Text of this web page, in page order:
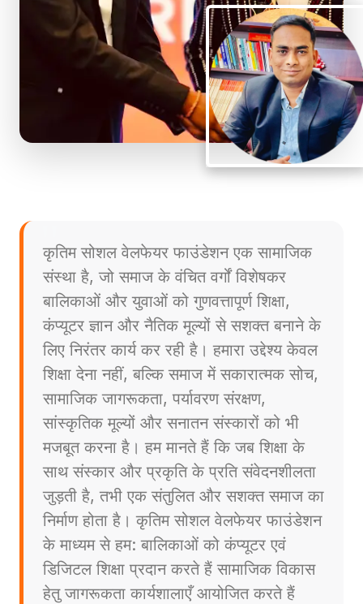
कृतिम सोशल वेलफेयर फाउंडेशन एक सामाजिक
संस्था है, जो समाज के वंचित वर्गों विशेषकर
बालिकाओं और युवाओं को गुणवत्तापूर्ण शिक्षा,
कंप्यूटर ज्ञान और नैतिक मूल्यों से सशक्त बनाने के
लिए निरंतर कार्य कर रही है। हमारा उद्देश्य केवल
शिक्षा देना नहीं, बल्कि समाज में सकारात्मक सोच,
सामाजिक जागरूकता, पर्यावरण संरक्षण,
सांस्कृतिक मूल्यों और सनातन संस्कारों को भी
मजबूत करना है। हम मानते हैं कि जब शिक्षा के
साथ संस्कार और प्रकृति के प्रति संवेदनशीलता
जुड़ती है, तभी एक संतुलित और सशक्त समाज का
निर्माण होता है। कृतिम सोशल वेलफेयर फाउंडेशन
के माध्यम से हम: बालिकाओं को कंप्यूटर एवं
डिजिटल शिक्षा प्रदान करते हैं सामाजिक विकास
हेतु जागरूकता कार्यशालाएँ आयोजित करते हैं